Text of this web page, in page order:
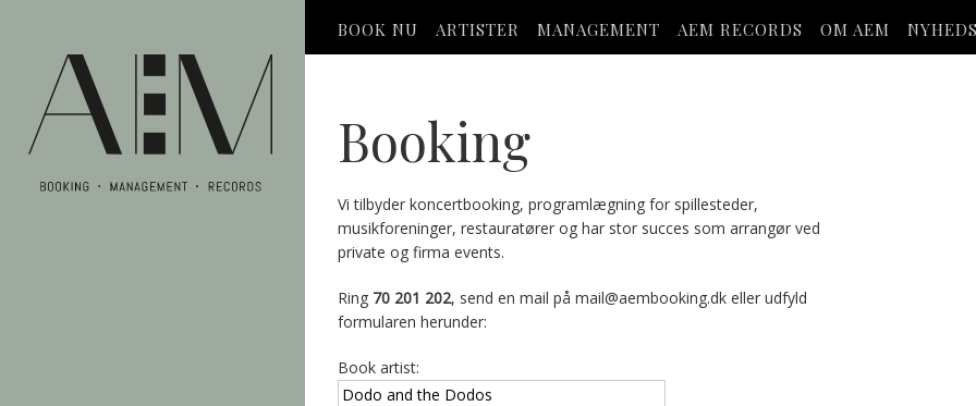
BOOK NU ARTISTER MANAGEMENT AEM RECORDS OM AEM
Booking
Vi tilbyder koncertbooking, programlægning for spillesteder,
musikforeninger, restauratører og har stor succes som arrangør ved
private og firma events.
Ring 70 201 202, send en mail på mail@aembooking.dk eller udfyld
formularen herunder:
Book artist: